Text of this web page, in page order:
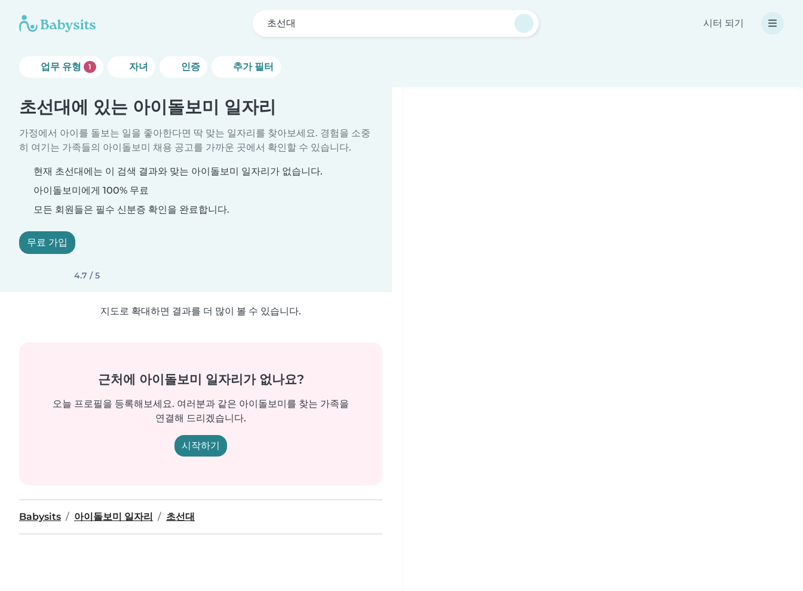
초선대 시터 되기
업무 유형 1 자녀 인증 추가 필터
초선대에 있는 아이돌보미 일자리
가정에서 아이를 돌보는 일을 좋아한다면 딱 맞는 일자리를 찾아보세요. 경험을 소중
히 여기는 가족들의 아이돌보미 채용 공고를 가까운 곳에서 확인할 수 있습니다.
현재 초선대에는 이 검색 결과와 맞는 아이돌보미 일자리가 없습니다.
아이돌보미에게 100% 무료
모든 회원들은 필수 신분증 확인을 완료합니다.
무료 가입
4.7 / 5
지도로 확대하면 결과를 더 많이 볼 수 있습니다.
근처에 아이돌보미 일자리가 없나요?
오늘 프로필을 등록해보세요. 여러분과 같은 아이돌보미를 찾는 가족을
연결해 드리겠습니다.
시작하기
Babysits 아이돌보미 일자리 초선대